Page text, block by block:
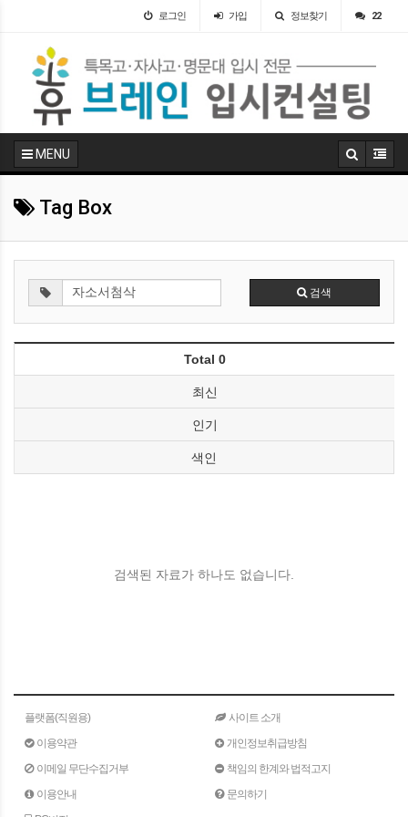
로그인 가입 정보찾기 22
MENU
Tag Box
검색
Total 0
최신
인기
색인
검색된 자료가 하나도 없습니다.
플랫폼(직원용)
사이트 소개
이용약관
개인정보취급방침
이메일 무단수집거부
책임의 한계와 법적고지
이용안내
문의하기